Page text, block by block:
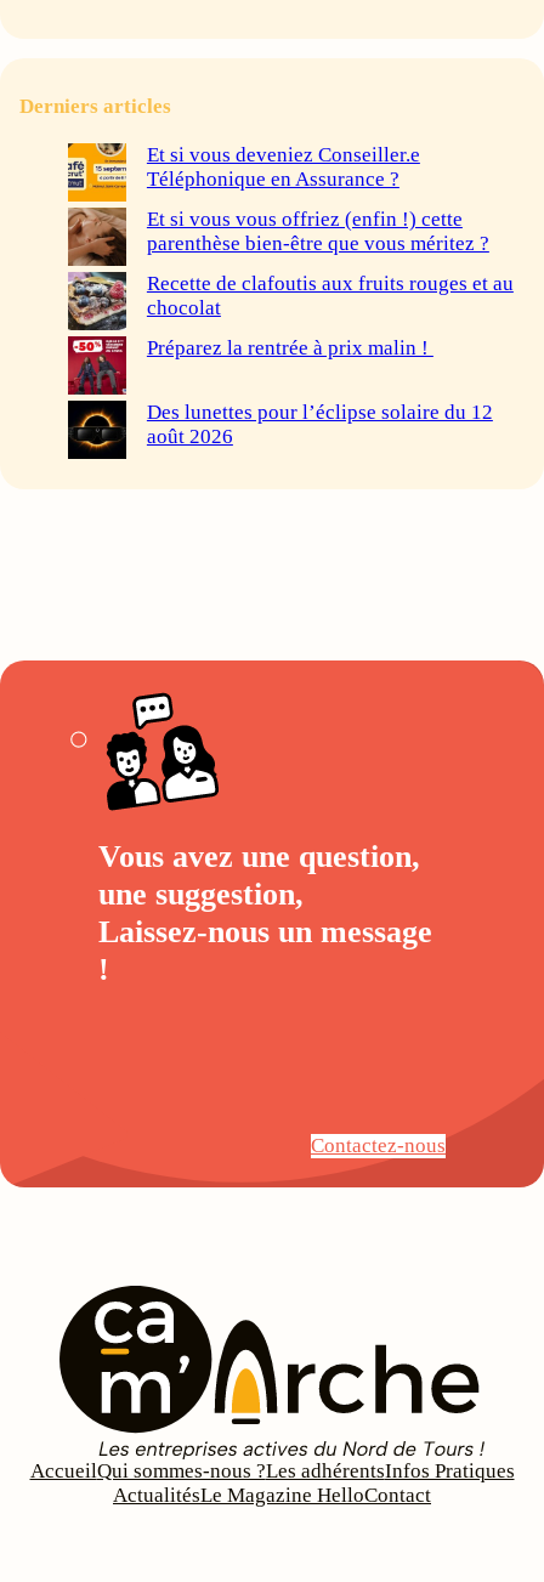
Derniers articles
Et si vous deveniez Conseiller.e
Téléphonique en Assurance ?
Et si vous vous offriez (enfin !) cette
parenthèse bien-être que vous méritez ?
Recette de clafoutis aux fruits rouges et au
chocolat
Préparez la rentrée à prix malin !
Des lunettes pour l’éclipse solaire du 12
août 2026
Vous avez une question,
une suggestion,
Laissez-nous un message
!
Contactez-nous
AccueilQui sommes-nous ?Les adhérentsInfos Pratiques
ActualitésLe Magazine HelloContact